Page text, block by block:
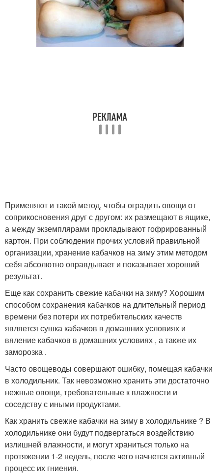
Применяют и такой метод, чтобы оградить овощи от
соприкосновения друг с другом: их размещают в ящике,
а между экземплярами прокладывают гофрированный
картон. При соблюдении прочих условий правильной
организации, хранение кабачков на зиму этим методом
себя абсолютно оправдывает и показывает хороший
результат.
Еще как сохранить свежие кабачки на зиму? Хорошим
способом сохранения кабачков на длительный период
времени без потери их потребительских качеств
является сушка кабачков в домашних условиях и
вяление кабачков в домашних условиях , а также их
заморозка .
Часто овощеводы совершают ошибку, помещая кабачки
в холодильник. Так невозможно хранить эти достаточно
нежные овощи, требовательные к влажности и
соседству с иными продуктами.
Как хранить свежие кабачки на зиму в холодильнике ? В
холодильнике они будут подвергаться воздействию
излишней влажности, и могут храниться только на
протяжении 1-2 недель, после чего начнется активный
процесс их гниения.